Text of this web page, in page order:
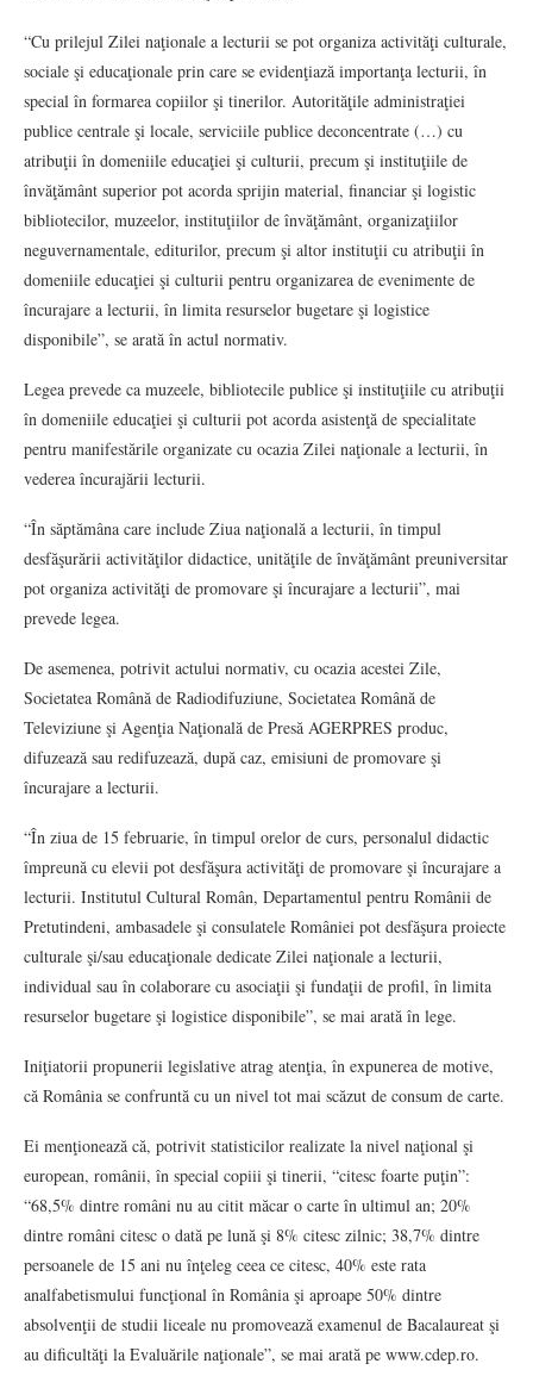
“Cu prilejul Zilei naţionale a lecturii se pot organiza activităţi culturale,
sociale şi educaţionale prin care se evidenţiază importanţa lecturii, în
special în formarea copiilor şi tinerilor. Autorităţile administraţiei
publice centrale şi locale, serviciile publice deconcentrate (…) cu
atribuţii în domeniile educaţiei şi culturii, precum şi instituţiile de
învăţământ superior pot acorda sprijin material, financiar şi logistic
bibliotecilor, muzeelor, instituţiilor de învăţământ, organizaţiilor
neguvernamentale, editurilor, precum şi altor instituţii cu atribuţii în
domeniile educaţiei şi culturii pentru organizarea de evenimente de
încurajare a lecturii, în limita resurselor bugetare şi logistice
disponibile”, se arată în actul normativ.
Legea prevede ca muzeele, bibliotecile publice şi instituţiile cu atribuţii
în domeniile educaţiei şi culturii pot acorda asistenţă de specialitate
pentru manifestările organizate cu ocazia Zilei naţionale a lecturii, în
vederea încurajării lecturii.
“În săptămâna care include Ziua naţională a lecturii, în timpul
desfăşurării activităţilor didactice, unităţile de învăţământ preuniversitar
pot organiza activităţi de promovare şi încurajare a lecturii”, mai
prevede legea.
De asemenea, potrivit actului normativ, cu ocazia acestei Zile,
Societatea Română de Radiodifuziune, Societatea Română de
Televiziune şi Agenţia Naţională de Presă AGERPRES produc,
difuzează sau redifuzează, după caz, emisiuni de promovare şi
încurajare a lecturii.
“În ziua de 15 februarie, în timpul orelor de curs, personalul didactic
împreună cu elevii pot desfăşura activităţi de promovare şi încurajare a
lecturii. Institutul Cultural Român, Departamentul pentru Românii de
Pretutindeni, ambasadele şi consulatele României pot desfăşura proiecte
culturale şi/sau educaţionale dedicate Zilei naţionale a lecturii,
individual sau în colaborare cu asociaţii şi fundaţii de profil, în limita
resurselor bugetare şi logistice disponibile”, se mai arată în lege.
Iniţiatorii propunerii legislative atrag atenţia, în expunerea de motive,
că România se confruntă cu un nivel tot mai scăzut de consum de carte.
Ei menţionează că, potrivit statisticilor realizate la nivel naţional şi
european, românii, în special copiii şi tinerii, “citesc foarte puţin”:
“68,5% dintre români nu au citit măcar o carte în ultimul an; 20%
dintre români citesc o dată pe lună şi 8% citesc zilnic; 38,7% dintre
persoanele de 15 ani nu înţeleg ceea ce citesc, 40% este rata
analfabetismului funcţional în România şi aproape 50% dintre
absolvenţii de studii liceale nu promovează examenul de Bacalaureat şi
au dificultăţi la Evaluările naţionale”, se mai arată pe www.cdep.ro.